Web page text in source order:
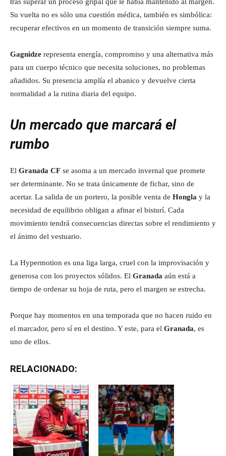
Su vuelta no es sólo una cuestión médica, también es simbólica:
recuperar efectivos en un momento de transición siempre suma.
Gagnidze representa energía, compromiso y una alternativa más
para un cuerpo técnico que necesita soluciones, no problemas
añadidos. Su presencia amplía el abanico y devuelve cierta
normalidad a la rutina diaria del equipo.
Un mercado que marcará el
rumbo
El Granada CF se asoma a un mercado invernal que promete
ser determinante. No se trata únicamente de fichar, sino de
acertar. La salida de un portero, la posible venta de Hongla y la
necesidad de equilibrio obligan a afinar el bisturí. Cada
movimiento tendrá consecuencias directas sobre el rendimiento y
el ánimo del vestuario.
La Hypermotion es una liga larga, cruel con la improvisación y
generosa con los proyectos sólidos. El Granada aún está a
tiempo de ordenar su hoja de ruta, pero el margen se estrecha.
Porque hay momentos en una temporada que no hacen ruido en
el marcador, pero sí en el destino. Y este, para el Granada, es
uno de ellos.
RELACIONADO: